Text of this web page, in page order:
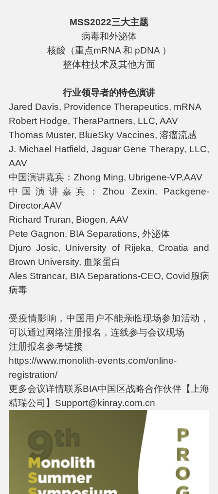
MSS2022三大主题
病毒和外泌体
核酸（重点mRNA 和 pDNA ）
整体柱技术及其他方面
行业领导者的特色演讲
Jared Davis, Providence Therapeutics, mRNA
Robert Hodge, TheraPartners, LLC, AAV
Thomas Muster, BlueSky Vaccines, 溶瘤流感
J. Michael Hatfield, Jaguar Gene Therapy, LLC,
AAV
中国演讲嘉宾：Zhong Ming, Ubrigene-VP,AAV
中国演讲嘉宾：Zhou Zexin, Packgene-
Director,AAV
Richard Truran, Biogen, AAV
Pete Gagnon, BIA Separations, 外泌体
Djuro Josic, University of Rijeka, Croatia and
Brown University, 血浆蛋白
Ales Strancar, BIA Separations-CEO, Covid腺病
病毒
受疫情影响，中国用户不能亲临现场参加活动，
可以通过网络注册报名，连线参与会议现场
注册报名参考链接
https://www.monolith-events.com/online-
registration/
更多会议详情联系BIA中国区战略合作伙伴【上海
精瑞公司】Support@kinray.com.cn